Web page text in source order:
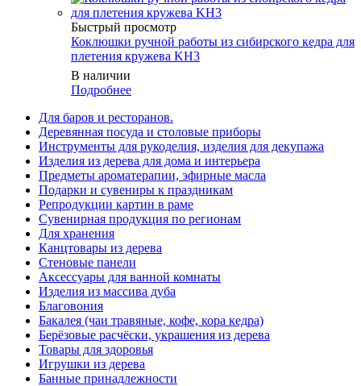
Быстрый просмотр
Коклюшки ручной работы из сибирского кедра для
плетения кружева KH3
В наличии
Подробнее
Для баров и ресторанов.
Деревянная посуда и столовые приборы
Инструменты для рукоделия, изделия для декупажа
Изделия из дерева для дома и интерьера
Предметы ароматерапии, эфирные масла
Подарки и сувениры к праздникам
Репродукции картин в раме
Сувенирная продукция по регионам
Для хранения
Канцтовары из дерева
Стеновые панели
Аксессуары для ванной комнаты
Изделия из массива дуба
Благовония
Бакалея (чаи травяные, кофе, кора кедра)
Берёзовые расчёски, украшения из дерева
Товары для здоровья
Игрушки из дерева
Банные принадлежности